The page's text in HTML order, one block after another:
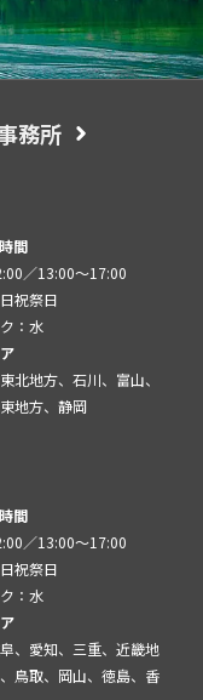
務所
間
／13:00～17:00
祝祭日
：水
北地方、石川、富山、
地方、静岡
間
／13:00～17:00
祝祭日
：水
、愛知、三重、近畿地
鳥取、岡山、徳島、香